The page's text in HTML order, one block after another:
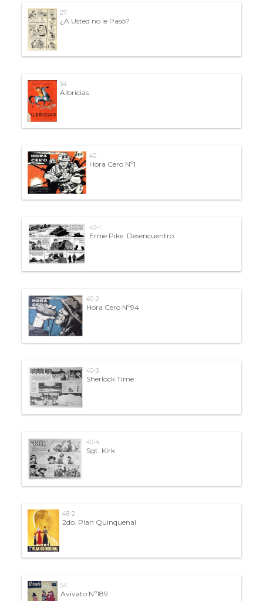
27
¿A Usted no le Pasó?
34
Albricias
40
Hora Cero Nº1
40-1
Ernie Pike. Desencuentro.
40-2
Hora Cero Nº94
40-3
Sherlock Time
40-4
Sgt. Kirk
48-2
2do. Plan Quinquenal
54
Avivato Nº189